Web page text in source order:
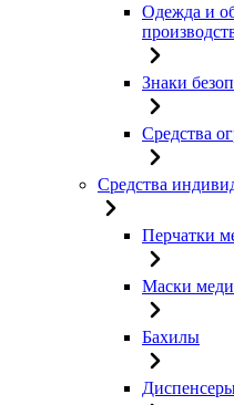
Одежда и
Знаки
Средства
Средства
Перчатки
Маски
Бахилы